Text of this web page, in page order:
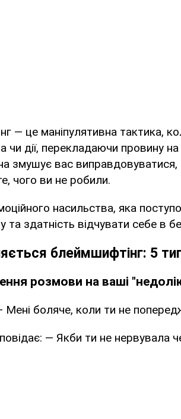
— це маніпулятивна тактика,
чи дії, перекладаючи провину
змушує вас виправдовуватися,
чого ви не робили.
насильства, яка
та здатність відчувати себе в
блеймшифтінг: 5
розмови на ваші
Мені боляче, коли ти не
— Якби ти не нервувала